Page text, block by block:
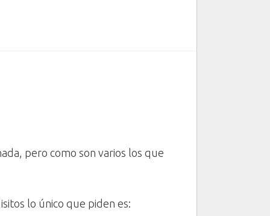
pero como son varios los que
lo único que piden es: